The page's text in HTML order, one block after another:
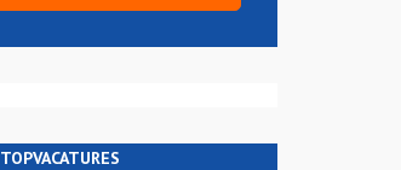
TOPVACATURES